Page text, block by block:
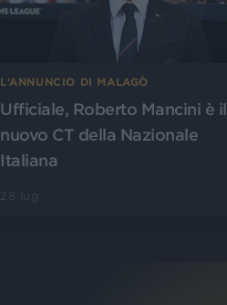
L’ANNUNCIO DI MALAGÒ
Ufficiale, Roberto Mancini è il
nuovo CT della Nazionale
Italiana